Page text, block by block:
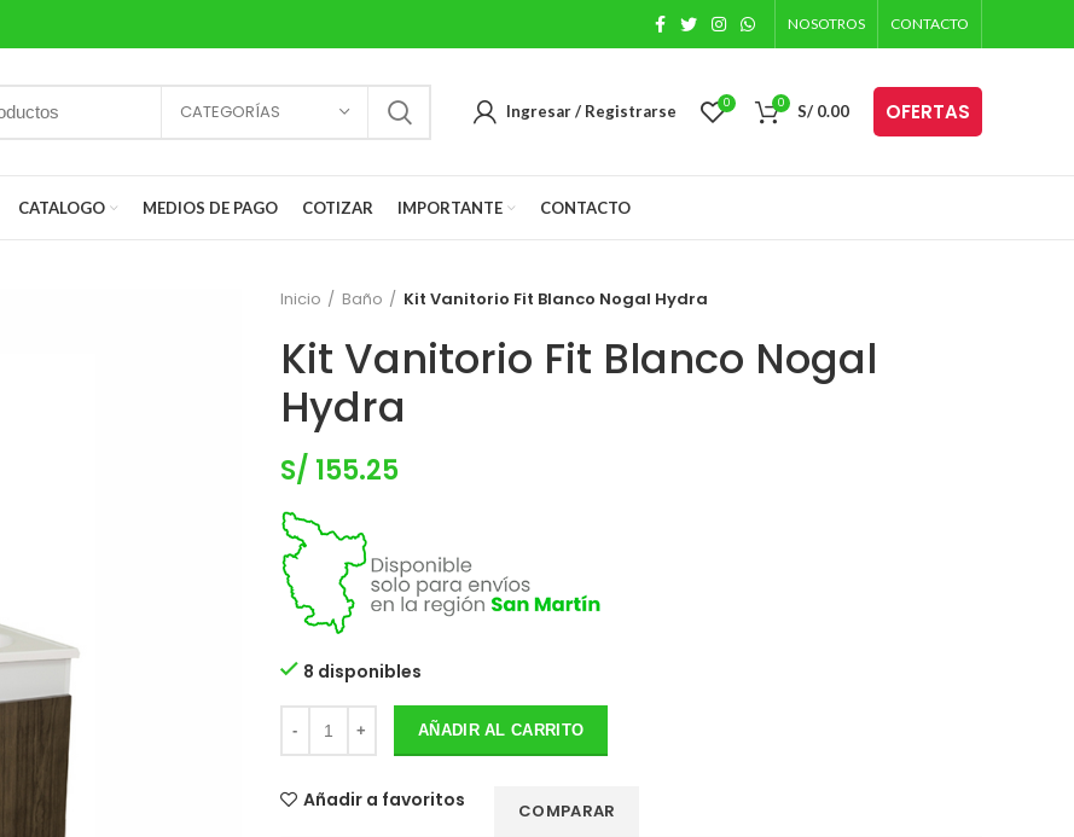
NOSOTROS CONTACTO
CATEGORÍAS Ingresar / Registrarse 0 0 S/ 0.00 OFERTAS
CATALOGO MEDIOS DE PAGO COTIZAR IMPORTANTE CONTACTO
Inicio Baño Kit Vanitorio Fit Blanco Nogal Hydra
Kit Vanitorio Fit Blanco Nogal
Hydra
S/ 155.25
8 disponibles
AÑADIR AL CARRITO
Añadir a favoritos COMPARAR